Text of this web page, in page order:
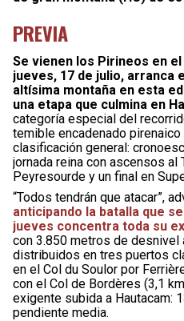
PREVIA
Se vienen los Pirineos en
jueves, 17 de julio, arranca
altísima montaña en esta
una etapa que culmina en
categoría especial del
temible encadenado
clasificación general:
jornada reina con ascensos al
Peyresourde y un final en
“Todos tendrán que atacar”,
anticipando la batalla que
jueves concentra toda su
con 3.850 metros de desnivel
distribuidos en tres puertos
en el Col du Soulor por
con el Col de Bordères (3,1
exigente subida a Hautacam:
pendiente media.